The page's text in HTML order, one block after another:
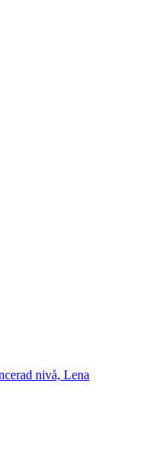
nivå, Lena